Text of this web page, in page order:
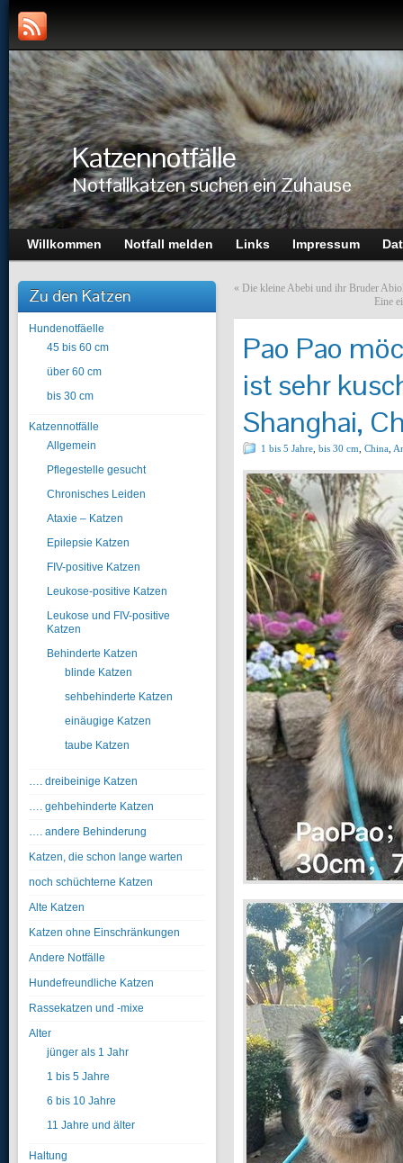
Katzennotfälle
Notfallkatzen suchen ein Zuhause
Willkommen Notfall melden Links Impressum
Zu den Katzen
Hundenotfäelle
45 bis 60 cm
über 60 cm
bis 30 cm
Katzennotfälle
Allgemein
Pflegestelle gesucht
Chronisches Leiden
Ataxie – Katzen
Epilepsie Katzen
FIV-positive Katzen
Leukose-positive Katzen
Leukose und FIV-positive
Katzen
Behinderte Katzen
blinde Katzen
sehbehinderte Katzen
einäugige Katzen
taube Katzen
…. dreibeinige Katzen
…. gehbehinderte Katzen
…. andere Behinderung
Katzen, die schon lange warten
noch schüchterne Katzen
Alte Katzen
Katzen ohne Einschränkungen
Andere Notfälle
Hundefreundliche Katzen
Rassekatzen und -mixe
Alter
jünger als 1 Jahr
1 bis 5 Jahre
6 bis 10 Jahre
11 Jahre und älter
Haltung
« Die kleine Abebi und ihr Bruder
Eine
Pao Pao
ist sehr
Shanghai,
1 bis 5 Jahre bis 30 cm China